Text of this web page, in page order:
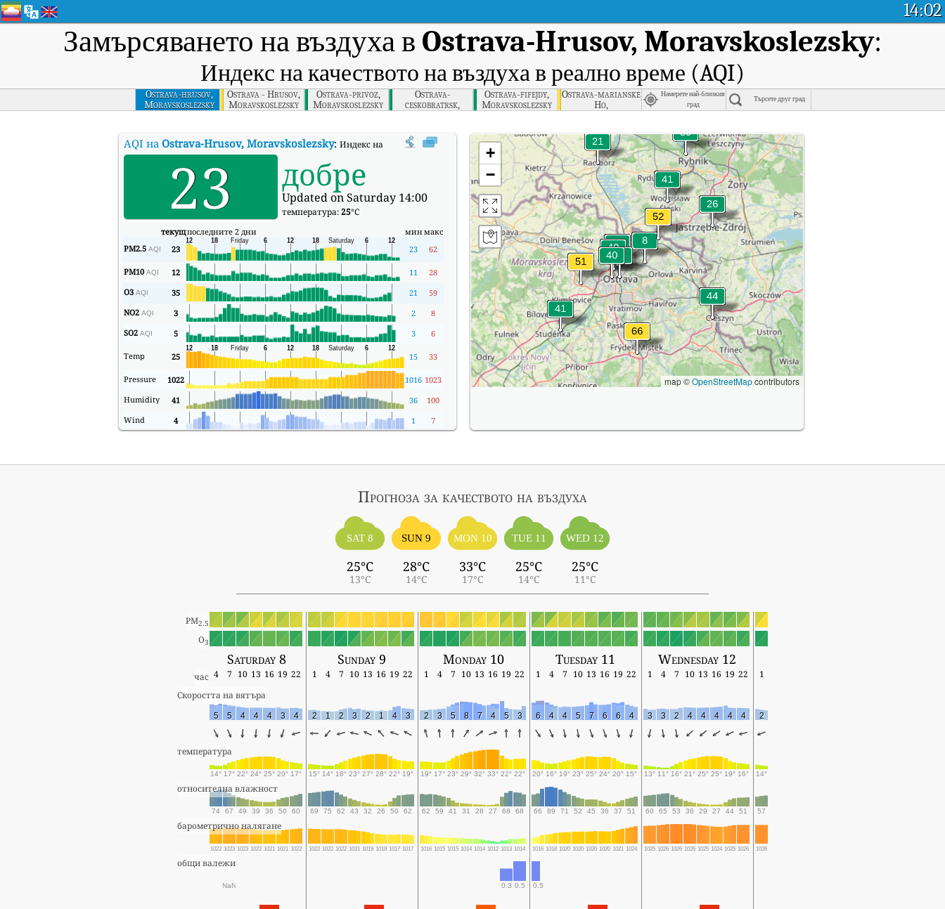
14:02
Замърсяването на въздуха в Ostrava-Hrusov, Moravskoslezsky:
Индекс на качеството на въздуха в реално време (AQI)
Ostrava-hrusov,
Moravskoslezsky
Ostrava - Hrusov,
Moravskoslezsky
Ostrava-privoz,
Moravskoslezsky
Ostrava-
ceskobratrsk,
Moravskoslezsky
Ostrava-fifejdy,
Moravskoslezsky
Ostrava-marianske
Ho,
Moravskoslezsky
Намерете най-близкия
град
Търсете друг град
AQI на Ostrava-Hrusov, Moravskoslezsky: Индекс на качеството на въздуха в реално време (AQI) на Ostrava-Hrusov, Moravskoslezsky.
23 добре
Updated on Saturday 14:00
температура:25°C
текущпоследните 2 дни минмакс
PM2.5 AQI 23 23 62
PM10 AQI 12 11
28
O3 AQI 35 21
59
NO2 AQI 3 2
8
SO2 AQI 5 3 6
Temp 25 15 33
Pressure 1022 1016 1023
Humidity
41 36
100
Wind
4 1 7
+
−
map ©OpenStreetMapcontributors
Прогноза за качеството на въздуха
SAT 8
25°C
13°C
SUN 9
28°C
14°C
MON 10
33°C
17°C
TUE 11
25°C
14°C
WED 12
25°C
11°C
PM2.5
O3
Saturday 8 Sunday 9 Monday 10 Tuesday 11 Wednesday 12
час 4 7 10 13 16 19 22 1 4 7 10 13 16 19 22 1 4 7 10 13 16 19 22 1 4 7 10 13 16 19 22 1 4 7 10 13 16 19 22
1
Скоростта на вятъра
5 5 4 4 4 3 4 2 1 2 3 2 1 4 3 2 3 5 8 7 4 5 3 6 4 4 5 7 6 6 4 3 3 2 4 4 4 4 4 2
температура
14° 17° 22° 24° 25° 20° 17° 15° 14° 18° 23° 27° 28° 22° 19° 19° 17° 23° 29° 32° 33° 22° 22° 20° 16° 19° 23° 25° 24° 20° 15° 13° 11° 16° 21° 25° 25° 19° 16° 14°
относителна влажност
74 67 49 39 36 50 60 69 75 62 43 32 26 50 62 62 59 41 31 28 27 68 68 66 89 71 52 45 36 37 51 60 65 53 36 29 27 44 51 57
барометрично налягане
1022 1023 1023 1022 1021 1021 1022 1022 1022 1022 1021 1019 1018 1017 1017 1016 1015 1015 1014 1014 1012 1013 1014 1016 1018 1020 1020 1020 1020 1021 1024 1025 1026 1026 1026 1025 1024 1025 1026 1026
общи валежи
NaN 0.3 0.5 0.5